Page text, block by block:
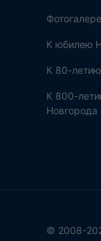
К юбилею
К 80-
К 800-
Новгорода
© 2008-